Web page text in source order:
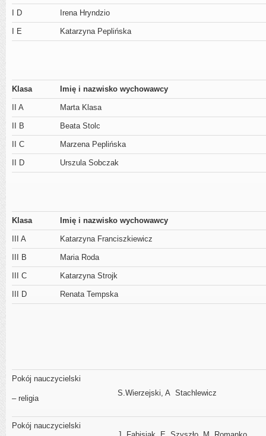
I D Irena Hryndzio
I E Katarzyna Peplińska
Klasa Imię i nazwisko wychowawcy
II A Marta Klasa
II B Beata Stolc
II C Marzena Peplińska
II D Urszula Sobczak
Klasa Imię i nazwisko wychowawcy
III A Katarzyna Franciszkiewicz
III B Maria Roda
III C Katarzyna Strojk
III D Renata Tempska
Pokój nauczycielski
– religia
S.Wierzejski, A Stachlewicz
Pokój nauczycielski